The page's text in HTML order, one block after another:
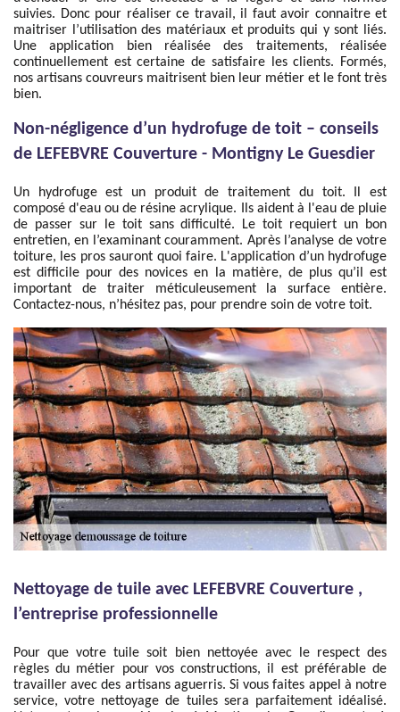
suivies. Donc pour réaliser ce travail, il faut avoir connaitre et
maitriser l’utilisation des matériaux et produits qui y sont liés.
Une application bien réalisée des traitements, réalisée
continuellement est certaine de satisfaire les clients. Formés,
nos artisans couvreurs maitrisent bien leur métier et le font très
bien.
Non-négligence d’un hydrofuge de toit – conseils
de LEFEBVRE Couverture - Montigny Le Guesdier
Un hydrofuge est un produit de traitement du toit. Il est
composé d'eau ou de résine acrylique. Ils aident à l'eau de pluie
de passer sur le toit sans difficulté. Le toit requiert un bon
entretien, en l’examinant couramment. Après l’analyse de votre
toiture, les pros sauront quoi faire. L'application d’un hydrofuge
est difficile pour des novices en la matière, de plus qu’il est
important de traiter méticuleusement la surface entière.
Contactez-nous, n’hésitez pas, pour prendre soin de votre toit.
Nettoyage de tuile avec LEFEBVRE Couverture ,
l’entreprise professionnelle
Pour que votre tuile soit bien nettoyée avec le respect des
règles du métier pour vos constructions, il est préférable de
travailler avec des artisans aguerris. Si vous faites appel à notre
service, votre nettoyage de tuiles sera parfaitement idéalisé.